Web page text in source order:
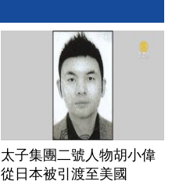
太子集團二號人物胡小偉
從日本被引渡至美國